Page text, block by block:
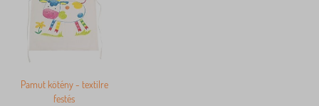
Pamut kötény - textilre
festés